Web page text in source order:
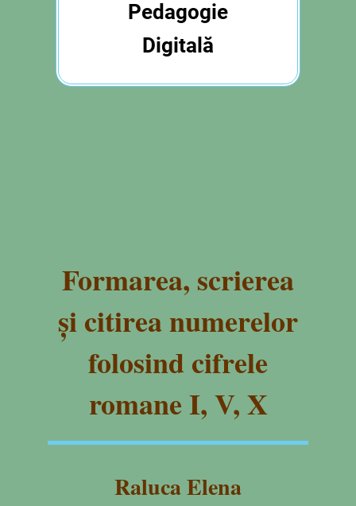
Pedagogie
Digitală
Formarea, scrierea
și citirea numerelor
folosind cifrele
romane I, V, X
Raluca Elena